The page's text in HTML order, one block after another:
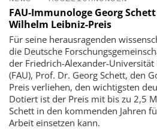
FAU-Immunologe Georg
Wilhelm Leibniz-Preis
Für seine herausragenden
die Deutsche
der Friedrich-Alexander-
(FAU), Prof. Dr. Georg Schett, den
Preis verliehen, den wichtigsten
Dotiert ist der Preis mit bis zu 2,5
Schett in den kommenden Jahren
Arbeit einsetzen kann.